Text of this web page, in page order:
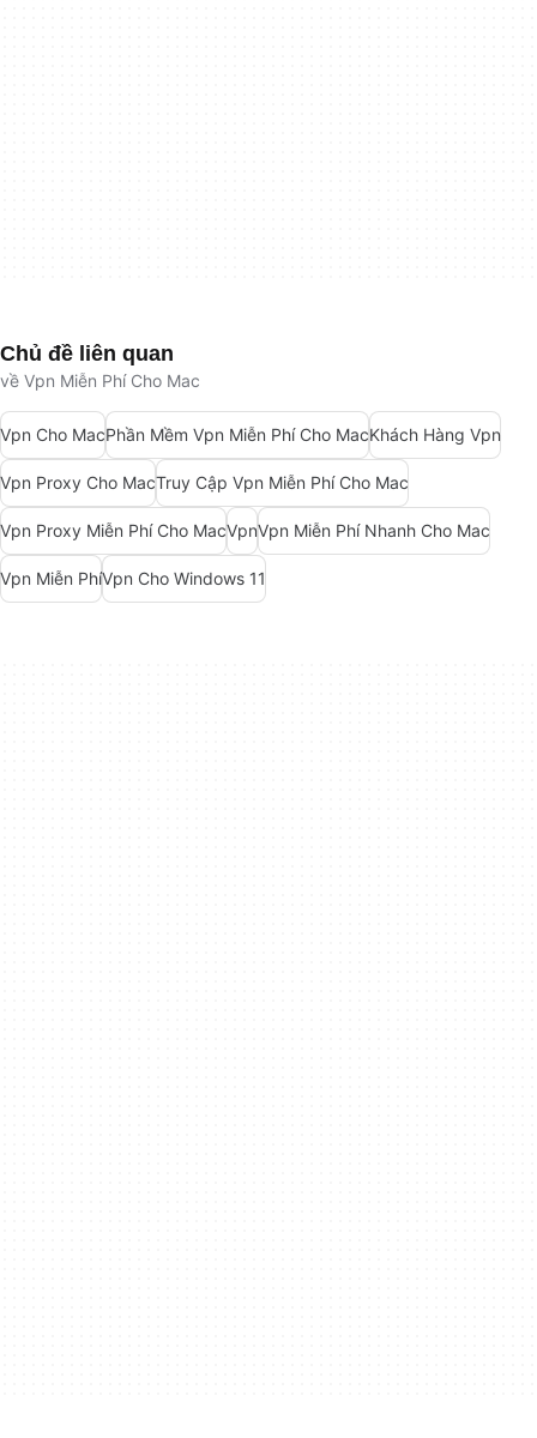
Chủ đề liên quan
về Vpn Miễn Phí Cho Mac
Vpn Cho MacPhần Mềm Vpn Miễn Phí Cho MacKhách Hàng Vpn
Vpn Proxy Cho MacTruy Cập Vpn Miễn Phí Cho Mac
Vpn Proxy Miễn Phí Cho MacVpnVpn Miễn Phí Nhanh Cho Mac
Vpn Miễn PhíVpn Cho Windows 11